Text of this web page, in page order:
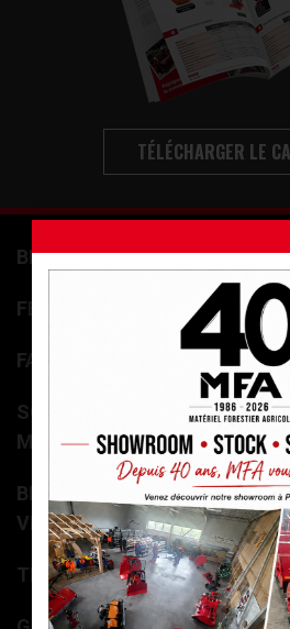
TÉLÉCHARGER LE
BENNES 3 PTS
FENDEUSES À BOIS
FAGOTEUSES DE BÛCHES
SCIES CIRCULAIRES À
MONTE BOIS
BROYEURS /
VÉGÉTAUX
TREUILS DE DÉBARDAGE /